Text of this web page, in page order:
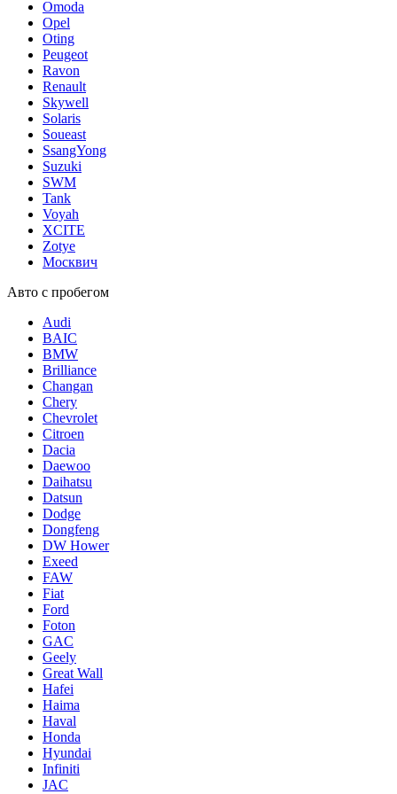
Omoda
Opel
Oting
Peugeot
Ravon
Renault
Skywell
Solaris
Soueast
SsangYong
Suzuki
SWM
Tank
Voyah
XCITE
Zotye
Москвич
Авто с пробегом
Audi
BAIC
BMW
Brilliance
Changan
Chery
Chevrolet
Citroen
Dacia
Daewoo
Daihatsu
Datsun
Dodge
Dongfeng
DW Hower
Exeed
FAW
Fiat
Ford
Foton
GAC
Geely
Great Wall
Hafei
Haima
Haval
Honda
Hyundai
Infiniti
JAC